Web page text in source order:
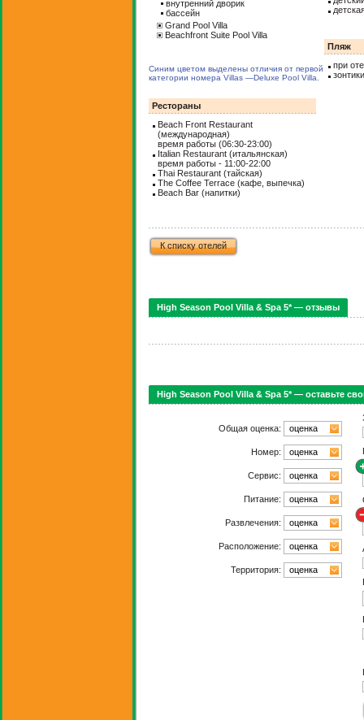
внутренний дворик
бассейн
Grand Pool Villa
Beachfront Suite Pool Villa
Синим цветом выделены отличия от первой
категории номера Villas —Deluxe Pool Villa.
Рестораны
Beach Front Restaurant
(международная)
время работы (06:30-23:00)
Italian Restaurant (итальянская)
время работы - 11:00-22:00
Thai Restaurant (тайская)
The Coffee Terrace (кафе, выпечка)
Beach Bar (напитки)
Пляж
при
К списку отелей
High Season Pool Villa & Spa 5* — отзывы
High Season Pool Villa & Spa 5* — оставьте
Общая оценка: оценка
Номер: оценка
Сервис: оценка
Питание: оценка
Развлечения: оценка
Расположение: оценка
Территория: оценка